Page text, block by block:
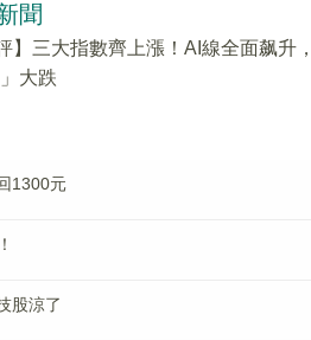
聞
】三大指數齊上漲！AI線全面飙升，
大跌
1300元
股涼了